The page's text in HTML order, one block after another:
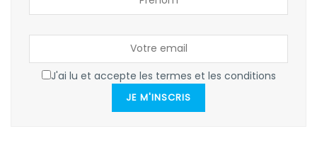
J'ai lu et accepte les termes et les conditions
JE M'INSCRIS